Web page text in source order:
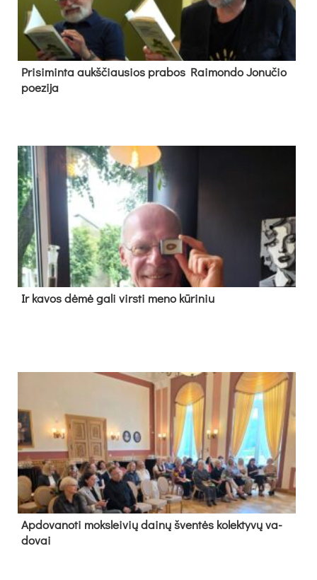
Pri­si­min­ta aukš­čiau­sios pra­bos Rai­mon­do Jo­nu­čio
poe­zi­ja
Ir ka­vos dė­mė ga­li virs­ti me­no kū­ri­niu
Ap­do­va­no­ti moks­lei­vių dai­nų šven­tės ko­lek­ty­vų va­
do­vai